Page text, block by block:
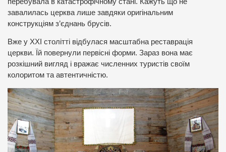
завалилась церква лише завдяки оригінальним
конструкціям з’єднань брусів.
Вже у ХХІ столітті відбулася масштабна реставрація
церкви. Їй повернули первісні форми. Зараз вона має
розкішний вигляд і вражає численних туристів своїм
колоритом та автентичністю.